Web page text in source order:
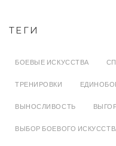
ТЕГИ
БОЕВЫЕ ИСКУССТВА
ТРЕНИРОВКИ
ВЫНОСЛИВОСТЬ
ВЫБОР БОЕВОГО